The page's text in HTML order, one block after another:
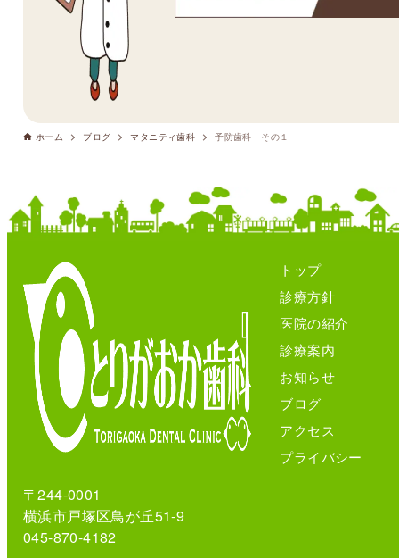
ホーム ブログ マタニティ歯科 予防歯科 その１
〒244-0001
横浜市戸塚区鳥が丘51-9
045-870-4182
トップ
診療方針
医院の紹介
診療案内
お知らせ
ブログ
アクセス
プライバシー